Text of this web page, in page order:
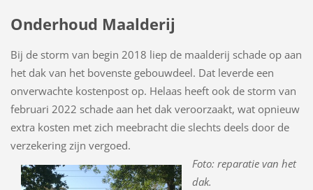
Onderhoud Maalderij
Bij de storm van begin 2018 liep de maalderij schade op aan
het dak van het bovenste gebouwdeel. Dat leverde een
onverwachte kostenpost op. Helaas heeft ook de storm van
februari 2022 schade aan het dak veroorzaakt, wat opnieuw
extra kosten met zich meebracht die slechts deels door de
verzekering zijn vergoed.
Foto: reparatie van het
dak.